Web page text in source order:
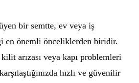
bir semtte, ev veya iş
en önemli önceliklerden biridir.
arızası veya kapı problemleri
hızlı ve güvenilir